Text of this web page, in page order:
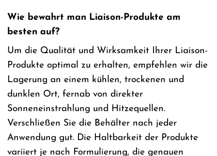
Wie bewahrt man Liaison-Produkte am
besten auf?
Um die Qualität und Wirksamkeit Ihrer Liaison-
Produkte optimal zu erhalten, empfehlen wir die
Lagerung an einem kühlen, trockenen und
dunklen Ort, fernab von direkter
Sonneneinstrahlung und Hitzequellen.
Verschließen Sie die Behälter nach jeder
Anwendung gut. Die Haltbarkeit der Produkte
variiert je nach Formulierung, die genauen